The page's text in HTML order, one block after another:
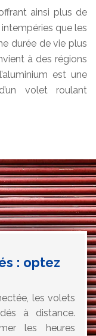
ainsi plus de
que les
durée de vie plus
à des régions
est une
volet roulant
: optez
les volets
à distance.
les heures